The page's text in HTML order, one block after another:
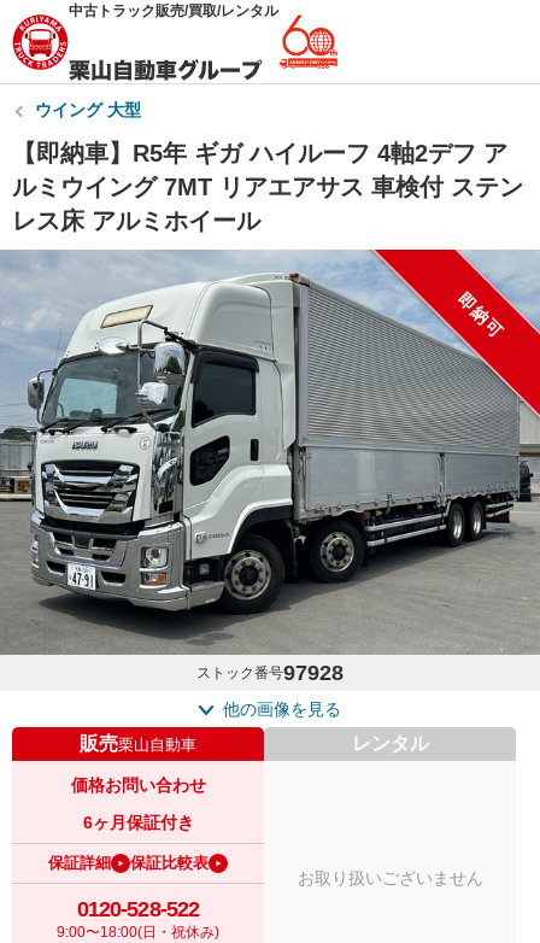
中古トラック販売/買取/レンタル
ウイング 大型
【即納車】R5年 ギガ ハイルーフ 4軸2デフ ア
ルミウイング 7MT リアエアサス 車検付 ステン
レス床 アルミホイール
即納可
ストック番号97928
他の画像を見る
販売栗山自動車
価格お問い合わせ
6ヶ月保証付き
保証詳細 保証比較表
0120-528-522
9:00〜18:00(日・祝休み)
レンタル
お取り扱いございません